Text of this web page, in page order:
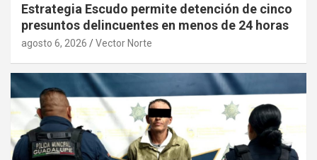
Estrategia Escudo permite detención de cinco
presuntos delincuentes en menos de 24 horas
agosto 6, 2026 Vector Norte